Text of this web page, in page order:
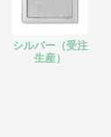
シルバー（受注
生産）